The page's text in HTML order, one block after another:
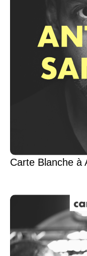
Carte Blanche à